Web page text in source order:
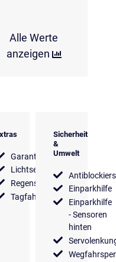
Alle Werte
anzeigen
Garantie
Lichtsensor
Regensensor
Tagfahrlicht
Sicherheit
&
Umwelt
Einparkhilfe
Einparkhilfe
- Sensoren
hinten